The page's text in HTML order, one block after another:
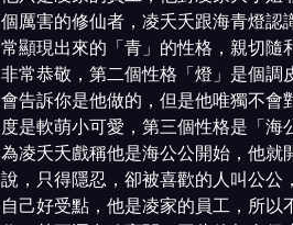
個厲害的修仙者，凌夭夭跟海青燈
常顯現出來的「青」的性格，親切
非常恭敬，第二個性格「燈」是個
會告訴你是他做的，但是他唯獨不
度是軟萌小可愛，第三個性格是「
為凌夭夭戲稱他是海公公開始，他
說，只得隱忍，卻被喜歡的人叫公
自己好受點，他是凌家的員工，所